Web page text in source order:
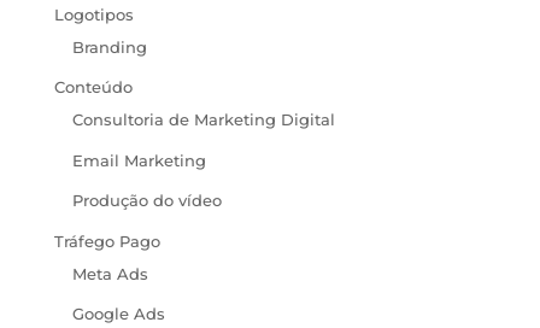
Logotipos
Branding
Conteúdo
Consultoria de Marketing Digital
Email Marketing
Produção do vídeo
Tráfego Pago
Meta Ads
Google Ads